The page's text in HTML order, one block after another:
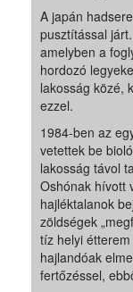
A japán
pusztítással
amelyben a
hordozó
lakosság közé,
ezzel.
1984-ben az
vetettek be
lakosság távol
Oshónak hívott
hajléktalanok
zöldségek
tíz helyi
hajlandóak
fertőzéssel,